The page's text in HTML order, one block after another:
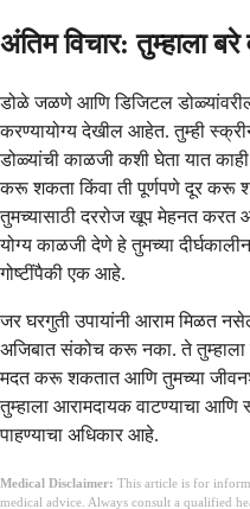
अंतिम विचार: तुम्हाला
डोळे जळणे आणि डिजिटल
करण्यायोग्य देखील आहेत. तुम्ही
डोळ्यांची काळजी कशी घेता यात
करू शकता किंवा ती पूर्णपणे दूर करू
तुमच्यासाठी दररोज खूप मेहनत करत
योग्य काळजी देणे हे तुमच्या
गोष्टींपैकी एक आहे.
जर घरगुती उपायांनी आराम मिळत
अजिबात संकोच करू नका. ते तुम्हाला
मदत करू शकतात आणि तुमच्या
तुम्हाला आरामदायक वाटण्याचा आणि
पाहण्याचा अधिकार आहे.
Medical Disclaimer: This article is for
medical advice. Always consult a qualified